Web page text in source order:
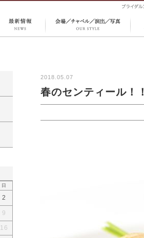
2018.05.07
春のセンティール！！
日
2
9
16